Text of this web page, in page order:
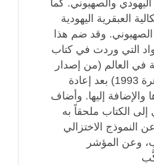
اليهودي والصهيوني. كما
العبقرية اليهودية
الصهيوني. وقد ضم هذا
التي وردت في كتاب
في العالم (من إصدار
دار الهلال ـ القاهرة 1993) بعد إعادة
والإضافة إليها. وأضاف
إلى الكتاب ملحقاً به
النموذج الاختزالي
وعن المؤشر